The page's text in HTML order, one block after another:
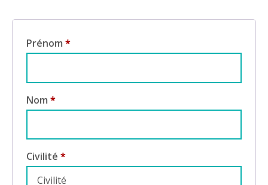
Prénom *
Nom *
Civilité *